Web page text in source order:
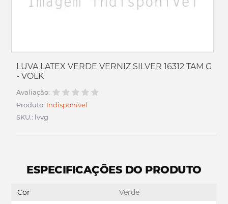
LUVA LATEX VERDE VERNIZ SILVER 16312 TAM G
- VOLK
Avaliação:
Produto: Indisponível
SKU.: lvvg
ESPECIFICAÇÕES DO PRODUTO
Cor
Verde